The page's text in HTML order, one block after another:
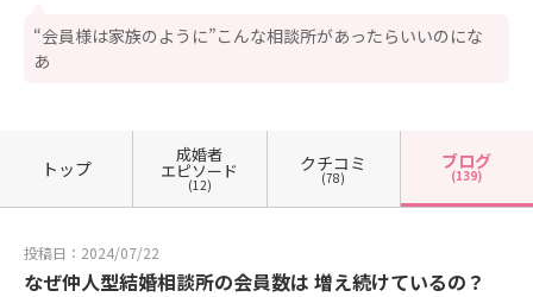
“会員様は家族のように”こんな相談所があったらいいのにな
あ
トップ
成婚者
エピソード
(12)
クチコミ
(78)
ブログ
(139)
投稿日：2024/07/22
なぜ仲人型結婚相談所の会員数は 増え続けているの？